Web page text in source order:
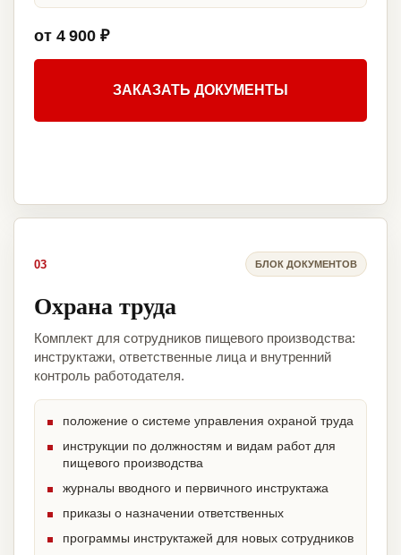
от 4 900 ₽
ЗАКАЗАТЬ ДОКУМЕНТЫ
03 БЛОК ДОКУМЕНТОВ
Охрана труда
Комплект для сотрудников пищевого производства:
инструктажи, ответственные лица и внутренний
контроль работодателя.
положение о системе управления охраной труда
инструкции по должностям и видам работ для
пищевого производства
журналы вводного и первичного инструктажа
приказы о назначении ответственных
программы инструктажей для новых сотрудников